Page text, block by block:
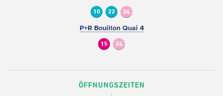
10 22 24
P+R Bouillon Quai 4
15 24
ÖFFNUNGSZEITEN